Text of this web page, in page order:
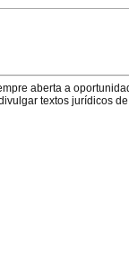
aberta a
textos jurídicos